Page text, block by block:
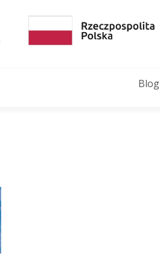
do
Blog